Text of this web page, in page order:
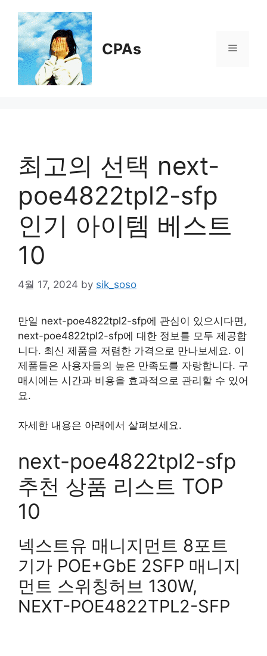
content
CPAs Menu
최고의 선택 next-
poe4822tpl2-sfp
인기 아이템 베스트
10
4월 17, 2024 by sik_soso
만일 next-poe4822tpl2-sfp에 관심이 있으시다면,
next-poe4822tpl2-sfp에 대한 정보를 모두 제공합
니다. 최신 제품을 저렴한 가격으로 만나보세요. 이
제품들은 사용자들의 높은 만족도를 자랑합니다. 구
매시에는 시간과 비용을 효과적으로 관리할 수 있어
요.
자세한 내용은 아래에서 살펴보세요.
next-poe4822tpl2-sfp
추천 상품 리스트 TOP
10
넥스트유 매니지먼트 8포트
기가 POE+GbE 2SFP 매니지
먼트 스위칭허브 130W,
NEXT-POE4822TPL2-SFP